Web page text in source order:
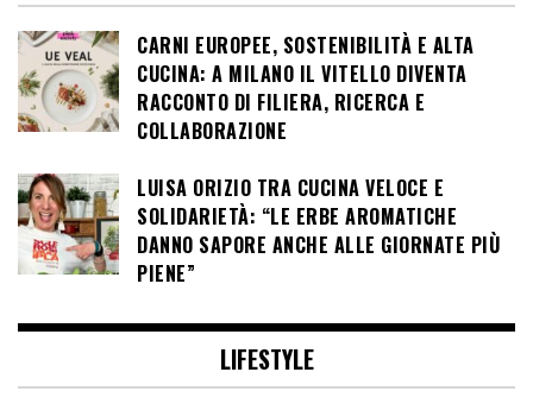
CARNI EUROPEE, SOSTENIBILITÀ E ALTA
CUCINA: A MILANO IL VITELLO DIVENTA
RACCONTO DI FILIERA, RICERCA E
COLLABORAZIONE
LUISA ORIZIO TRA CUCINA VELOCE E
SOLIDARIETÀ: “LE ERBE AROMATICHE
DANNO SAPORE ANCHE ALLE GIORNATE PIÙ
PIENE”
LIFESTYLE